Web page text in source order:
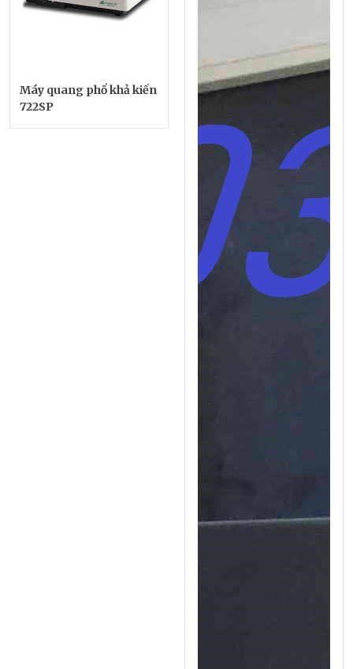
Máy quang phổ khả kiến
722SP